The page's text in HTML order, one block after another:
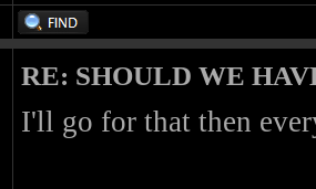
RE: SHOULD WE
I'll go for that then